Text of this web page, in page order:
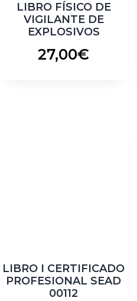
LIBRO FÍSICO DE
VIGILANTE DE
EXPLOSIVOS
27,00€
LIBRO I CERTIFICADO
PROFESIONAL SEAD
00112